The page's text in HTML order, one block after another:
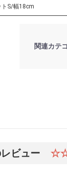
トS/幅18cm
関連カテ
ビュー